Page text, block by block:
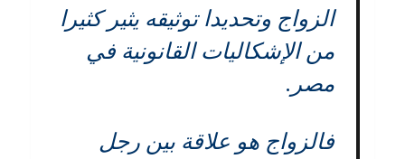
الزواج وتحديدا توثيقه يثير كثيرا
من الإشكاليات القانونية في
مصر.
فالزواج هو علاقة بين رجل